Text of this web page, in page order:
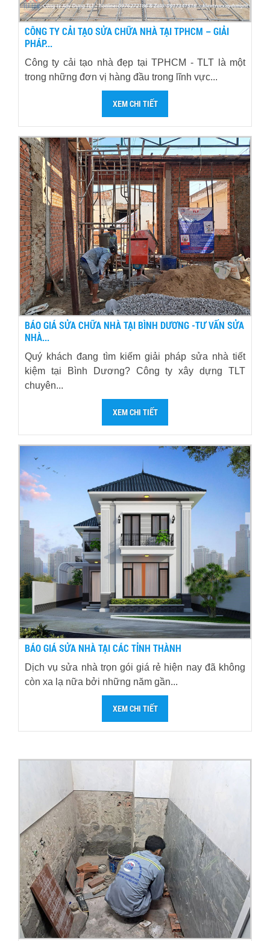
CÔNG TY CẢI TẠO SỬA CHỮA NHÀ TẠI TPHCM – GIẢI
PHÁP...
Công ty cải tạo nhà đẹp tại TPHCM - TLT là một
trong những đơn vị hàng đầu trong lĩnh vực...
XEM CHI TIẾT
BÁO GIÁ SỬA CHỮA NHÀ TẠI BÌNH DƯƠNG -TƯ VẤN SỬA
NHÀ...
Quý khách đang tìm kiếm giải pháp sửa nhà tiết
kiệm tại Bình Dương? Công ty xây dựng TLT
chuyên...
XEM CHI TIẾT
BÁO GIÁ SỬA NHÀ TẠI CÁC TỈNH THÀNH
Dịch vụ sửa nhà trọn gói giá rẻ hiện nay đã không
còn xa lạ nữa bởi những năm gần...
XEM CHI TIẾT